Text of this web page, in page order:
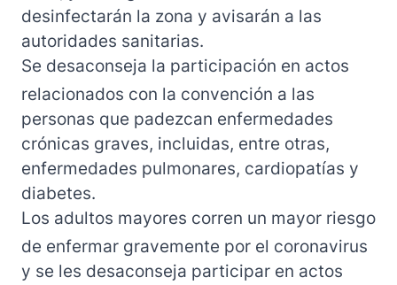
desinfectarán la zona y avisarán a las
autoridades sanitarias.
Se desaconseja la participación en actos
relacionados con la convención a las
personas que padezcan enfermedades
crónicas graves, incluidas, entre otras,
enfermedades pulmonares, cardiopatías y
diabetes.
Los adultos mayores corren un mayor riesgo
de enfermar gravemente por el coronavirus
y se les desaconseja participar en actos